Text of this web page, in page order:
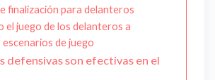
finalización para delanteros
el juego de los delanteros a
de juego
defensivas son efectivas en el